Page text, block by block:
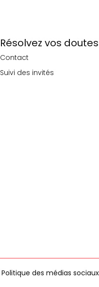
Résolvez vos doutes
Contact
Suivi des invités
Politique des médias sociaux